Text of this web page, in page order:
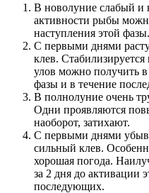
В новолуние слабый и
активности рыбы
наступления этой фазы.
С первыми днями
клев.
улов можно получить
фазы и в течение
В полнолуние очень
Одни проявляются
наоборот, затихают.
С первыми днями
сильный клев.
хорошая погода.
за 2 дня до активации
последующих.